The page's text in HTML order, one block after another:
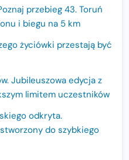
przebieg 43. Toruń
i biegu na 5 km
życiówki przestają być
Jubileuszowa edycja z
limitem uczestników
odkryta.
do szybkiego